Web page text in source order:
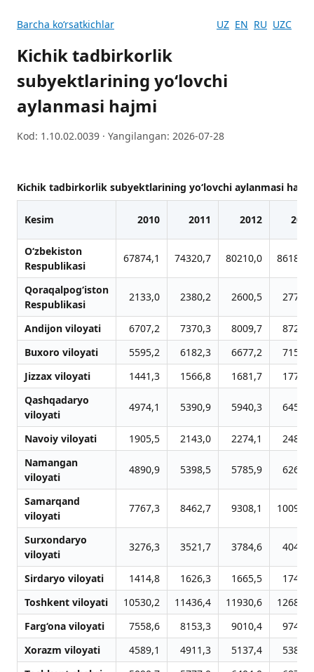
Barcha koʻrsatkichlar UZ EN RU UZC
Kichik tadbirkorlik
subyektlarining yoʻlovchi
aylanmasi hajmi
Kod: 1.10.02.0039 · Yangilangan: 2026-07-28
Kichik tadbirkorlik subyektlarining yoʻlovchi aylanmasi hajmi
Kesim 2010 2011 2012 2013
O‘zbekiston
Respublikasi
67874,1 74320,7 80210,0 86183,3
Qoraqalpog‘iston
Respublikasi
2133,0 2380,2 2600,5 2773,1
Andijon viloyati 6707,2 7370,3 8009,7
8721,2
Buxoro viloyati
5595,2 6182,3 6677,2
7154,8
Jizzax viloyati
1441,3 1566,8 1681,7
1771,5
Qashqadaryo
viloyati
4974,1 5390,9 5940,3 6454,0
Navoiy viloyati 1905,5 2143,0 2274,1
2482,4
Namangan
viloyati
4890,9 5398,5 5785,9 6262,1
Samarqand
viloyati
7767,3 8462,7 9308,1 10093,0
Surxondaryo
viloyati
3276,3 3521,7 3784,6 4043,2
Sirdaryo viloyati 1414,8 1626,3 1665,5
1741,6
Toshkent viloyati
10530,2 11436,4 11930,6
12685,9
Farg‘ona viloyati
7558,6 8153,3 9010,4
9746,2
Xorazm viloyati
4589,1 4911,3 5137,4
5384,2